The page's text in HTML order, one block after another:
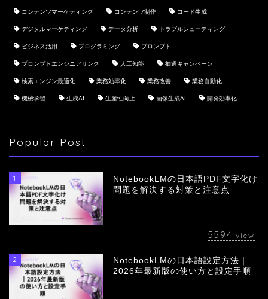
コンテンツマーケティング コンテンツ制作 コード生成
デジタルマーケティング データ分析 トラブルシューティング
ビジネス活用 プログラミング プロンプト
プロンプトエンジニアリング 人工知能 抽選キャンペーン
検索エンジン最適化 業務効率化 業務改善 業務自動化
機械学習 生成AI 生産性向上 画像生成AI 開発効率化
Popular Post
1
NotebookLMの日本語PDF文字化け
問題を解決する対策と注意点
5594 view
2
NotebookLMの日本語設定方法｜
2026年最新版の使い方と設定手順
会社概要